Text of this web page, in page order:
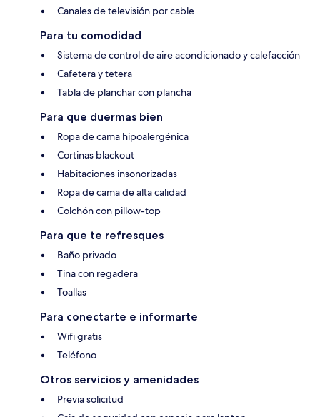
Canales de televisión por cable
Para tu comodidad
Sistema de control de aire acondicionado y calefacción
Cafetera y tetera
Tabla de planchar con plancha
Para que duermas bien
Ropa de cama hipoalergénica
Cortinas blackout
Habitaciones insonorizadas
Ropa de cama de alta calidad
Colchón con pillow-top
Para que te refresques
Baño privado
Tina con regadera
Toallas
Para conectarte e informarte
Wifi gratis
Teléfono
Otros servicios y amenidades
Previa solicitud